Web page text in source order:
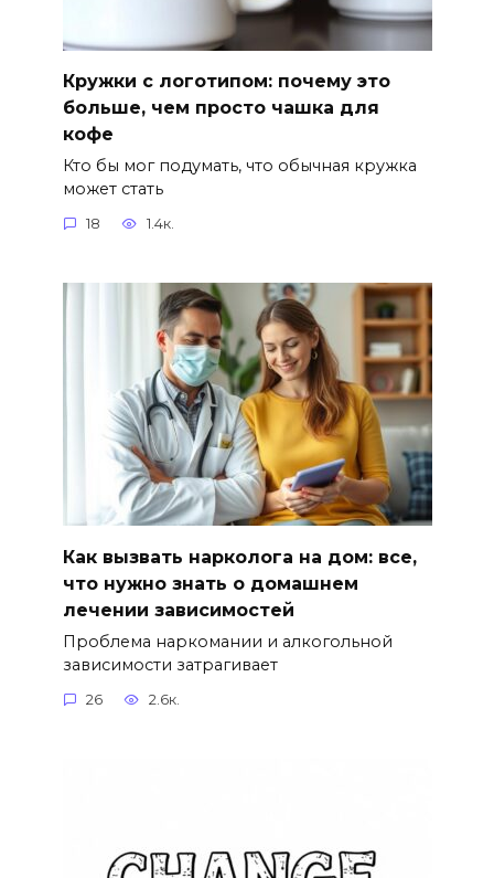
Кружки с логотипом: почему это
больше, чем просто чашка для
кофе
Кто бы мог подумать, что обычная кружка
может стать
18 1.4к.
Как вызвать нарколога на дом: все,
что нужно знать о домашнем
лечении зависимостей
Проблема наркомании и алкогольной
зависимости затрагивает
26 2.6к.